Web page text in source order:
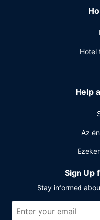
Kóstolj meg valamit The
szobájukban
rendelkezésre álló
egy kis szünetet a 2 bár/
A szálláshelyen
24 órában nyitva tartó
rendezvénytermet kínál
lebonyolítására. Az
Hotel
Help
Az
Sign Up
Stay informed